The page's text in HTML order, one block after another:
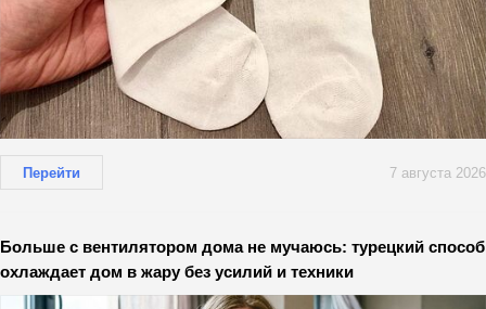
Перейти 7 августа 2026
Больше с вентилятором дома не мучаюсь: турецкий способ
охлаждает дом в жару без усилий и техники